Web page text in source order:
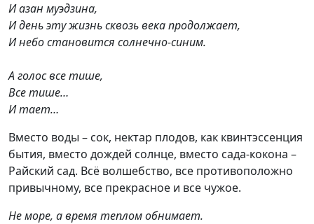
И азан муэдзина,
И день эту жизнь сквозь века продолжает,
И небо становится солнечно-синим.
А голос все тише,
Все тише…
И тает…
Вместо воды – сок, нектар плодов, как квинтэссенция
бытия, вместо дождей солнце, вместо сада-кокона –
Райский сад. Всё волшебство, все противоположно
привычному, все прекрасное и все чужое.
Не море, а время теплом обнимает.